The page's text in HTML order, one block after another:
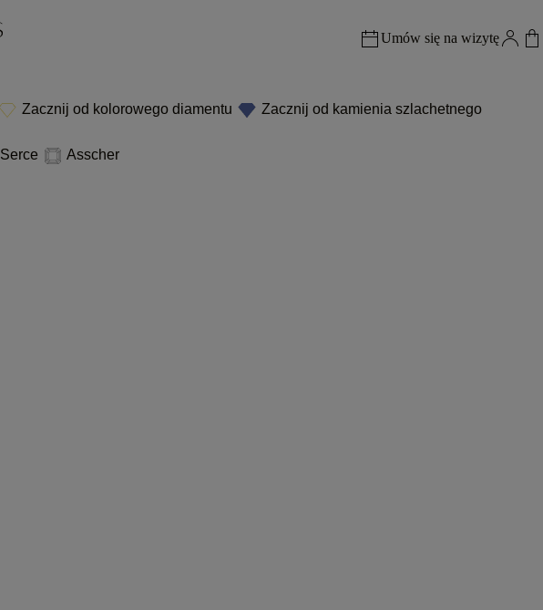
Umów się na wizytę
Zacznij od kolorowego diamentu
Zacznij od kamienia szlachetnego
Serce
Asscher